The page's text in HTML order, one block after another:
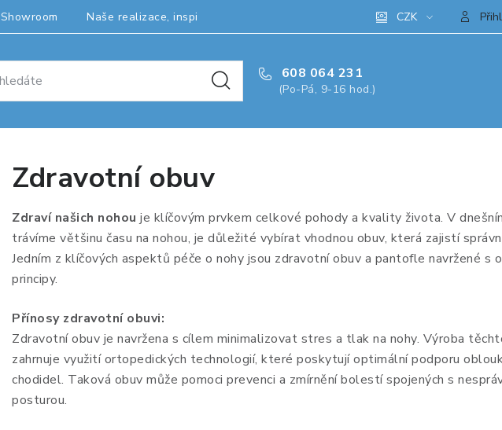
Showroom Naše realizace, inspirace a návody CZK
608 064 231
(Po-Pá, 9-16 hod.)
Zdravotní obuv
Zdraví našich nohou je klíčovým prvkem celkové pohody a kvality života. V
trávíme většinu času na nohou, je důležité vybírat vhodnou obuv, která zajistí
Jedním z klíčových aspektů péče o nohy jsou zdravotní obuv a pantofle navržené s
principy.
Přínosy zdravotní obuvi:
Zdravotní obuv je navržena s cílem minimalizovat stres a tlak na nohy. Výroba
zahrnuje využití ortopedických technologií, které poskytují optimální podporu
chodidel. Taková obuv může pomoci prevenci a zmírnění bolestí spojených s
posturou.